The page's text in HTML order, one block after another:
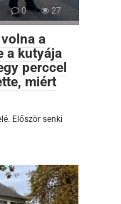
0 27
a
a kutyája
perccel
miért
Először senki